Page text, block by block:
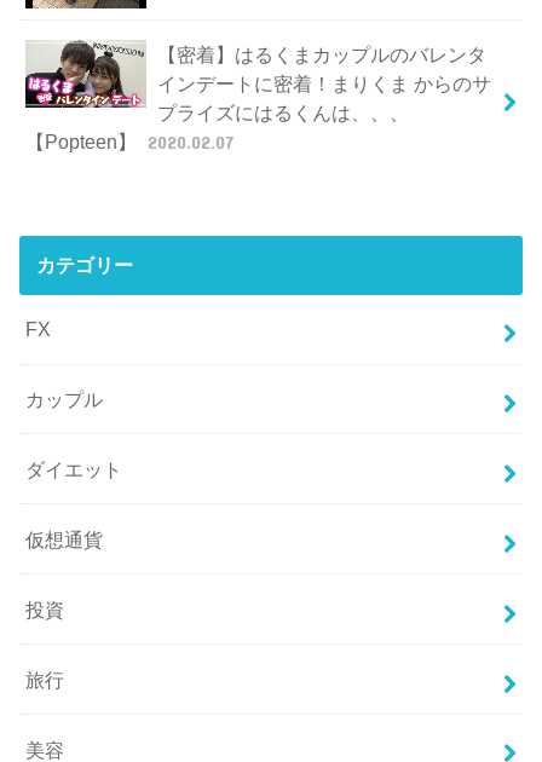
【密着】はるくまカップルのバレンタ
インデートに密着！まりくま からのサ
プライズにはるくんは、、、
【Popteen】
2020.02.07
カテゴリー
FX
カップル
ダイエット
仮想通貨
投資
旅行
美容